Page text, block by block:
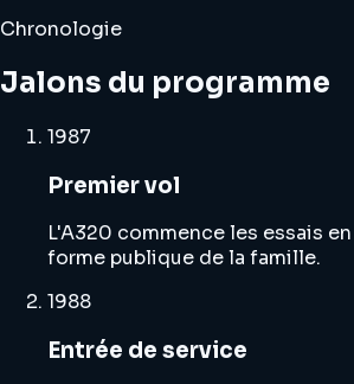
Chronologie
Jalons du programme
1987
Premier vol
L'A320 commence les essais
forme publique de la famille.
1988
Entrée de service